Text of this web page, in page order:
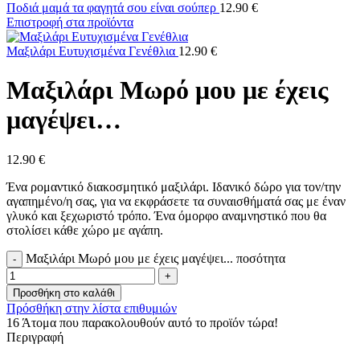
Ποδιά μαμά τα φαγητά σου είναι σούπερ 12.90 €
Επιστροφή στα προϊόντα
Μαξιλάρι Ευτυχισμένα Γενέθλια 12.90 €
Μαξιλάρι Μωρό μου με έχεις
μαγέψει…
12.90 €
Ένα ρομαντικό διακοσμητικό μαξιλάρι. Ιδανικό δώρο για τον/την
αγαπημένο/η σας, για να εκφράσετε τα συναισθήματά σας με έναν
γλυκό και ξεχωριστό τρόπο. Ένα όμορφο αναμνηστικό που θα
στολίσει κάθε χώρο με αγάπη.
Μαξιλάρι Μωρό μου με έχεις μαγέψει... ποσότητα
Προσθήκη στο καλάθι
Πρόσθήκη στην λίστα επιθυμιών
16 Άτομα που παρακολουθούν αυτό το προϊόν τώρα!
Περιγραφή